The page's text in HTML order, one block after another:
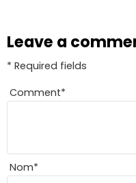
Leave a
* Required fields
Comment*
Nom*